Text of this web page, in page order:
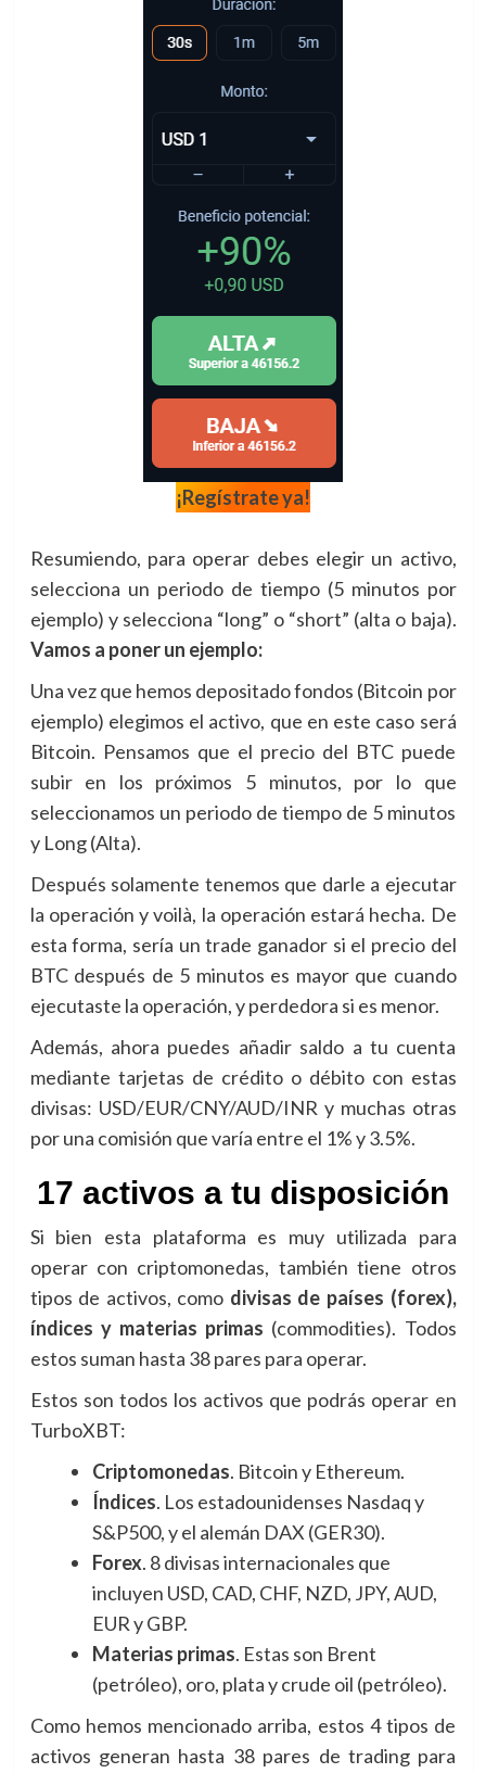
¡Regístrate ya!
Resumiendo, para operar debes elegir un activo,
selecciona un periodo de tiempo (5 minutos por
ejemplo) y selecciona “long” o “short” (alta o baja).
Vamos a poner un ejemplo:
Una vez que hemos depositado fondos (Bitcoin por
ejemplo) elegimos el activo, que en este caso será
Bitcoin. Pensamos que el precio del BTC puede
subir en los próximos 5 minutos, por lo que
seleccionamos un periodo de tiempo de 5 minutos
y Long (Alta).
Después solamente tenemos que darle a ejecutar
la operación y voilà, la operación estará hecha. De
esta forma, sería un trade ganador si el precio del
BTC después de 5 minutos es mayor que cuando
ejecutaste la operación, y perdedora si es menor.
Además, ahora puedes añadir saldo a tu cuenta
mediante tarjetas de crédito o débito con estas
divisas: USD/EUR/CNY/AUD/INR y muchas otras
por una comisión que varía entre el 1% y 3.5%.
17 activos a tu disposición
Si bien esta plataforma es muy utilizada para
operar con criptomonedas, también tiene otros
tipos de activos, como divisas de países (forex),
índices y materias primas (commodities). Todos
estos suman hasta 38 pares para operar.
Estos son todos los activos que podrás operar en
TurboXBT:
Criptomonedas. Bitcoin y Ethereum.
Índices. Los estadounidenses Nasdaq y
S&P500, y el alemán DAX (GER30).
Forex. 8 divisas internacionales que
incluyen USD, CAD, CHF, NZD, JPY, AUD,
EUR y GBP.
Materias primas. Estas son Brent
(petróleo), oro, plata y crude oil (petróleo).
Como hemos mencionado arriba, estos 4 tipos de
activos generan hasta 38 pares de trading para